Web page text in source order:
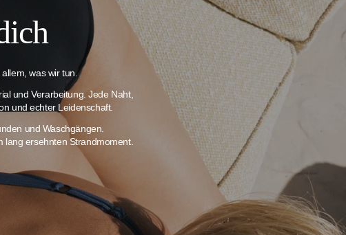
was wir tun.
und Verarbeitung. Jede Naht,
und echter Leidenschaft.
und Waschgängen.
lang ersehnten Strandmoment.